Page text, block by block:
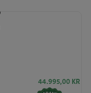
44.995,00 KR